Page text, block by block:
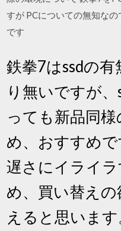
すが PCについての無知な
です
鉄拳7はssdの有
り無いですが
っても新品同
め、おすすめ
遅さにイライ
め、買い替え
えると思いま